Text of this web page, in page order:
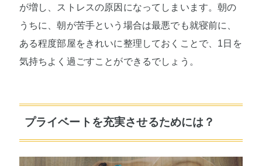
が増し、ストレスの原因になってしまいます。朝の
うちに、朝が苦手という場合は最悪でも就寝前に、
ある程度部屋をきれいに整理しておくことで、1日を
気持ちよく過ごすことができるでしょう。
プライベートを充実させるためには？